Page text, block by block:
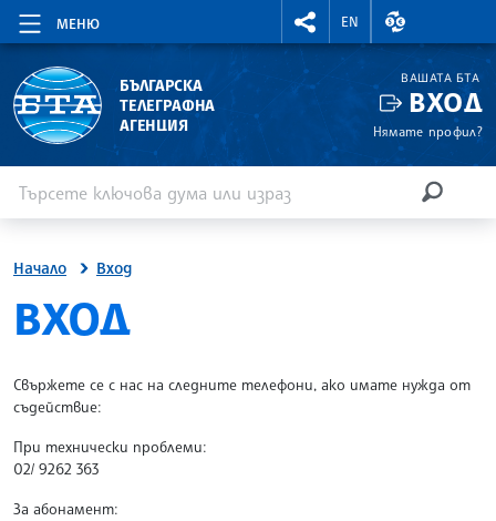
МЕНЮ
RIGHTMENU.SOCIAL
EN
ВАЛУТНИ
БЪЛГАРСКА
ТЕЛЕГРАФНА
АГЕНЦИЯ
ВАШАТА БТА
ВХОД
Нямате профил?
Начало Вход
SITE.BTA
ВХОД
Свържете се с нас на следните телефони, ако имате нужда от
съдействие:
При технически проблеми:
02/ 9262 363
За абонамент: